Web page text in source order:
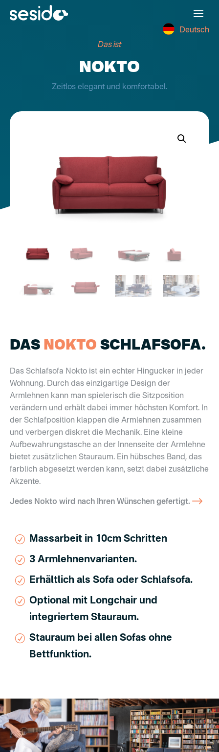
Deutsch
Das ist
NOKTO
Zeitlos elegant und komfortabel.
DAS NOKTO SCHLAFSOFA.
Das Schlafsofa Nokto ist ein echter Hingucker in jeder
Wohnung. Durch das einzigartige Design der
Armlehnen kann man spielerisch die Sitzposition
verändern und erhält dabei immer höchsten Komfort. In
der Schlafposition klappen die Armlehnen zusammen
und verbergen diskret die Mechanik. Eine kleine
Aufbewahrungstasche an der Innenseite der Armlehne
bietet zusätzlichen Stauraum. Ein hübsches Band, das
farblich abgesetzt werden kann, setzt dabei zusätzliche
Akzente.
Jedes Nokto wird nach Ihren Wünschen gefertigt.
Massarbeit in 10cm Schritten
3 Armlehnenvarianten.
Erhältlich als Sofa oder Schlafsofa.
Optional mit Longchair und
integriertem Stauraum.
Stauraum bei allen Sofas ohne
Bettfunktion.